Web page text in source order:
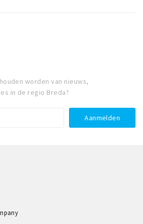
worden van nieuws,
in de regio Breda?